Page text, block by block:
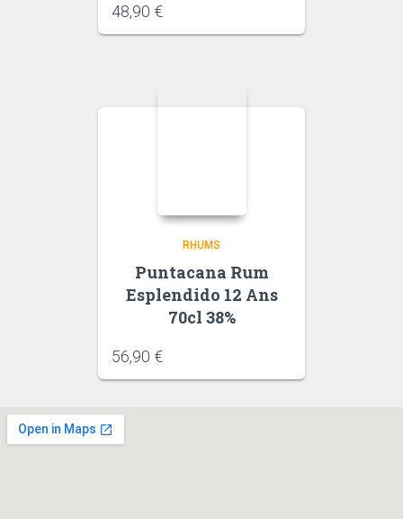
48,90 €
RHUMS
Puntacana Rum
Esplendido 12 Ans
70cl 38%
56,90 €